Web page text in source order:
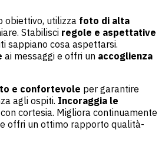
obiettivo, utilizza foto di alta
Stabilisci regole e aspettative
sappiano cosa aspettarsi.
ai messaggi e offri un accoglienza
e confortevole per garantire
agli ospiti. Incoraggia le
con cortesia. Migliora continuamente
e offri un ottimo rapporto qualità-